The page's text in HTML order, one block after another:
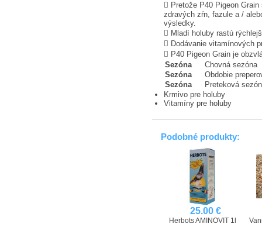
 Pretože P40 Pigeon
zdravých zŕn, fazule a /
výsledky.
 Mladí holuby rastú
 Dodávanie vitamínových
 P40 Pigeon Grain je
Sezóna
Chovná sezóna
Sezóna
Obdobie
Sezóna
Preteková
Krmivo pre holuby
Vitamíny pre holuby
Podobné produkty:
25.00 €
Herbots AMINOVIT 1l